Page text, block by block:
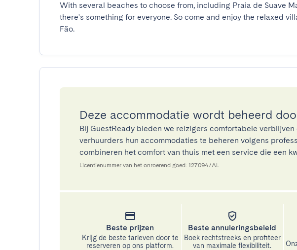
With several beaches to choose from, including Praia de Suave
there's something for everyone. So come and enjoy the relaxed
Fão.
Deze accommodatie wordt beheerd
Bij GuestReady bieden we reizigers comfortabele verblijven
verhuurders hun accommodaties te beheren volgens
combineren het comfort van thuis met een service die een
Licentienummer van het onroerend goed: 127094/AL
Beste prijzen
Krijg de beste tarieven door te
reserveren op ons platform.
Beste annuleringsbeleid
Boek rechtstreeks en profiteer
van maximale flexibiliteit.